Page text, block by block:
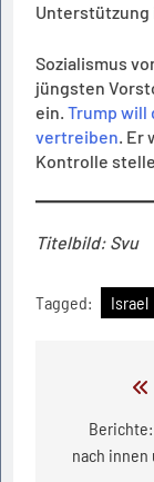
Unterstützung
Sozialismus
jüngsten
ein. Trump will
vertreiben. Er
Kontrolle
Titelbild: Svu
Tagged: Israel
nach innen